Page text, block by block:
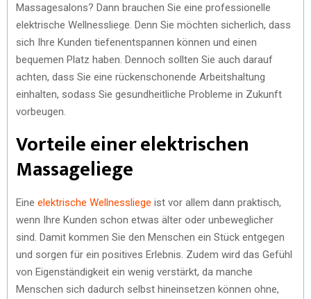
Massagesalons? Dann brauchen Sie eine professionelle
elektrische Wellnessliege. Denn Sie möchten sicherlich, dass
sich Ihre Kunden tiefenentspannen können und einen
bequemen Platz haben. Dennoch sollten Sie auch darauf
achten, dass Sie eine rückenschonende Arbeitshaltung
einhalten, sodass Sie gesundheitliche Probleme in Zukunft
vorbeugen.
Vorteile einer elektrischen
Massageliege
Eine elektrische Wellnessliege ist vor allem dann praktisch,
wenn Ihre Kunden schon etwas älter oder unbeweglicher
sind. Damit kommen Sie den Menschen ein Stück entgegen
und sorgen für ein positives Erlebnis. Zudem wird das Gefühl
von Eigenständigkeit ein wenig verstärkt, da manche
Menschen sich dadurch selbst hineinsetzen können ohne,